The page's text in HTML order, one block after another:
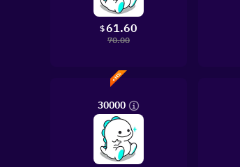
$61.60
70.00
30000